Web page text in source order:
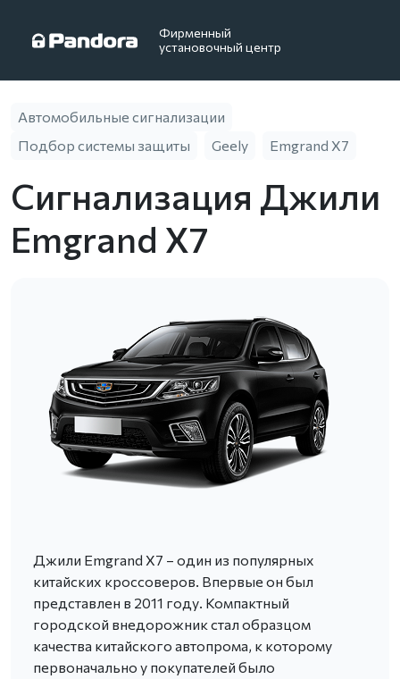
Фирменный
установочный центр
Автомобильные сигнализации
Подбор системы защиты
Geely Emgrand X7
Сигнализация Джили
Emgrand X7
Джили Emgrand X7 – один из популярных
китайских кроссоверов. Впервые он был
представлен в 2011 году. Компактный
городской внедорожник стал образцом
качества китайского автопрома, к которому
первоначально у покупателей было